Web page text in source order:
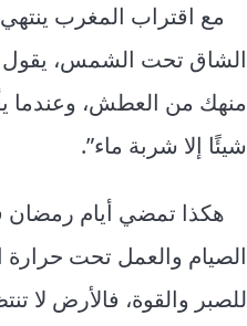
مع اقتراب المغرب
الشاق تحت الشمس، يقول
منهك من العطش، وعندما
شيئًا إلا شربة ماء”.
هكذا تمضي أيام
الصيام والعمل تحت
للصبر والقوة، فالأرض لا